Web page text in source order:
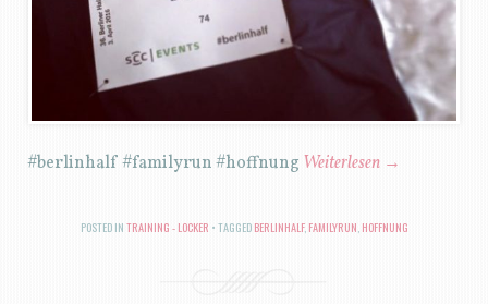
#berlinhalf #familyrun #hoffnung Weiterlesen →
POSTED IN TRAINING - LOCKER TAGGED BERLINHALF, FAMILYRUN HOFFNUNG